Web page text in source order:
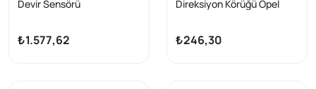
Devir Sensörü
₺1.577,62
Direksiyon Körüğü Opel
X, C3 Aircross, Peugeot
208/2008
₺246,30